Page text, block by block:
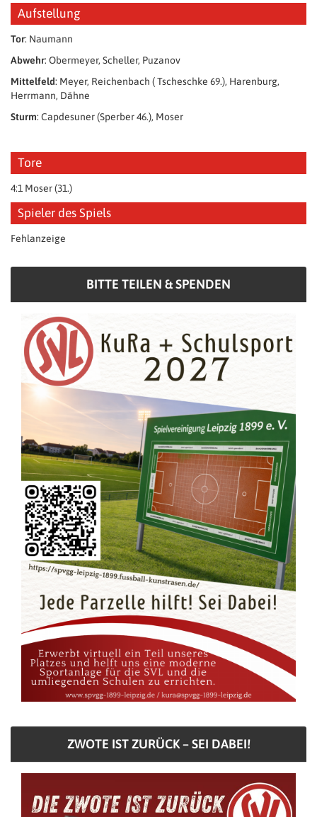
Aufstellung
Tor: Naumann
Abwehr: Obermeyer, Scheller, Puzanov
Mittelfeld: Meyer, Reichenbach ( Tscheschke 69.), Harenburg,
Herrmann, Dähne
Sturm: Capdesuner (Sperber 46.), Moser
Tore
4:1 Moser (31.)
Spieler des Spiels
Fehlanzeige
BITTE TEILEN & SPENDEN
ZWOTE IST ZURÜCK – SEI DABEI!